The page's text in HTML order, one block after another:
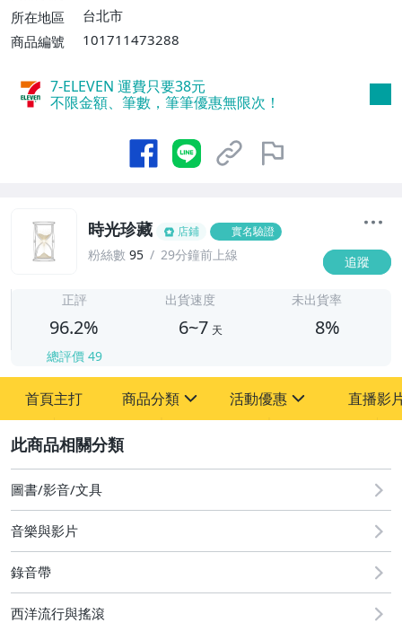
費】、宅配/貨運【單件運費$120、滿5件
所在地區
台北市
商品編號
101711473288
7-ELEVEN 運費只要38元
不限金額、筆數，筆筆優惠無限次！
時光珍藏 店鋪 實名驗證
粉絲數 95 29分鐘前上線 追蹤
正評
96.2%
總評價 49
出貨速度
6~7 天
未出貨率
8%
首頁主打 商品分類
其它
活動優惠
[全店] 粉絲專享
[全店] 週年慶
直播影
圖書/影音/文具
音樂與影片
錄音帶
西洋流行與搖滾